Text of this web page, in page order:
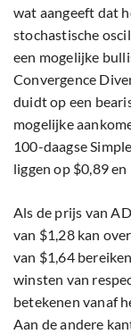
wat aangeeft dat
stochastische
een mogelijke
Convergence
duidt op een
mogelijke
100-daagse
liggen op $0,89
Als de prijs van
van $1,28 kan
van $1,64
winsten van
betekenen vanaf
Aan de andere